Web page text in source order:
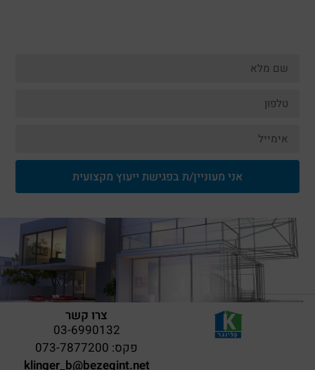
אני מעוניין/ת בפגישת ייעוץ מקצועית
צרו קשר
03-6990132
פקס: 073-7877200
klinger_b@bezeqint.net